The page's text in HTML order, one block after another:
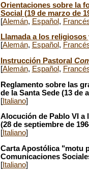
Orientaciones sobre la
Social (19 de marzo de
[Alemán, Español ,
Llamada a los
[Alemán, Español ,
Instrucción Pastoral
[Alemán, Español ,
Reglamento sobre las
de la Santa Sede (13 de
[Italiano]
Alocución de Pablo VI a
(28 de septiembre de
[Italiano]
Carta Apostólica "motu
Comunicaciones
[Italiano]